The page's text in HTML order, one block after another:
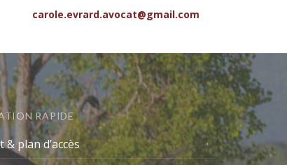
carole.evrard.avocat@gmail.com
RAPIDE
& plan d’accès